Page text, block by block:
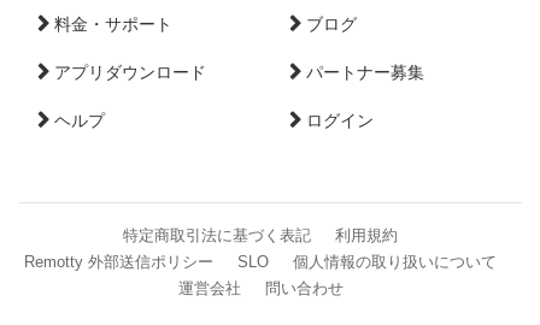
料金・サポート ブログ
アプリダウンロード パートナー募集
ヘルプ ログイン
特定商取引法に基づく表記
利用規約
Remotty 外部送信ポリシー
SLO
個人情報の取り扱いについて
運営会社
問い合わせ